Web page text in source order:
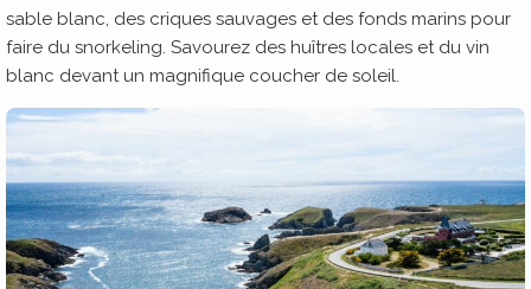
sable blanc, des criques sauvages et des fonds marins pour
faire du snorkeling. Savourez des huîtres locales et du vin
blanc devant un magnifique coucher de soleil.